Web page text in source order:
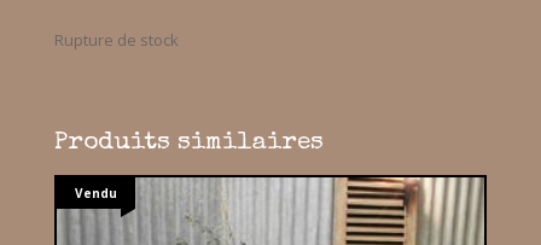
Rupture de stock
Produits similaires
Vendu